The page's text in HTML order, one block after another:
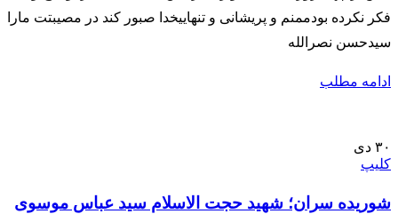
فکر نکرده بودممنم و پریشانی و تنهاییخدا صبور کند در مصیبتت مارا
سیدحسن نصرالله
ادامه مطلب
۳۰ دی
کلیپ
شوریده سران؛ شهید حجت الاسلام سید عباس موسوی